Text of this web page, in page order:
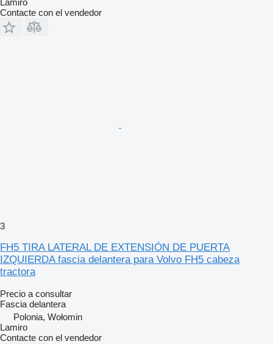
Lamiro
Contacte con el vendedor
3
FH5 TIRA LATERAL DE EXTENSIÓN DE PUERTA
IZQUIERDA fascia delantera para Volvo FH5 cabeza
tractora
Precio a consultar
Fascia delantera
Polonia, Wołomin
Lamiro
Contacte con el vendedor